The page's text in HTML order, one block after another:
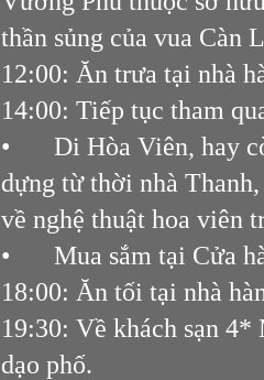
thần sủng của vua
12:00: Ăn trưa tại nhà
14:00: Tiếp tục tham
•
Di Hòa Viên, hay
dựng từ thời nhà
về nghệ thuật hoa viên
•
Mua sắm tại Cửa
18:00: Ăn tối tại nhà
19:30: Về khách sạn
dạo phố.